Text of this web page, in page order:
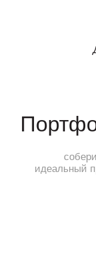
идеальный